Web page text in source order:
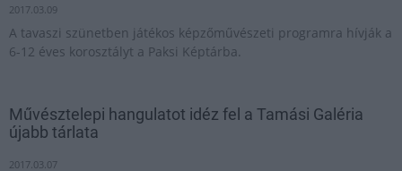
2017.03.09
A tavaszi szünetben játékos képzőművészeti programra hívják a
6-12 éves korosztályt a Paksi Képtárba.
Művésztelepi hangulatot idéz fel a Tamási Galéria
újabb tárlata
2017.03.07